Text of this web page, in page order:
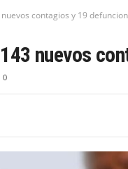
contagios y 19
nuevos
0